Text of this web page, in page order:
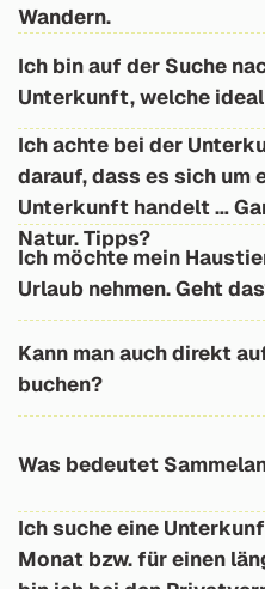
Stadt befinden und
Wandern.
unseren
einen Wanderurlaub
Ich bin auf der Suche
Unterkunft, welche
Hier der Link >>
Familienurlaub
Ich achte bei der
darauf, dass es sich um
Unterkunft handelt …
Natur. Tipps?
Dann sind Sie bei
genau richtig.
https://bit.ly/
Ich möchte mein
Urlaub nehmen. Geht
kleine Haustiere
Link mit den
Einige wenige haben
Gäste mit Hunden
Kann man auch direkt
buchen?
unserer Website,
Was bedeutet
Bei der
max. 15 Betriebe
Ich suche eine
Monat bzw. für einen